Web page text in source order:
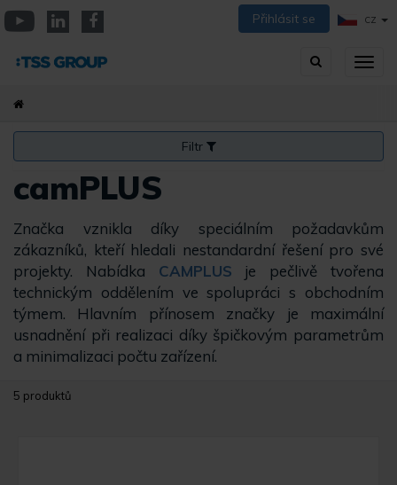
Přejít
k
hlavnímu
obsahu
Přihlásit se CZ
Vyhledávání
Filtr
camPLUS
Značka vznikla díky speciálním požadavkům
zákazníků, kteří hledali nestandardní řešení pro své
projekty. Nabídka CAMPLUS je pečlivě tvořena
technickým oddělením ve spolupráci s obchodním
týmem. Hlavním přínosem značky je maximální
usnadnění při realizaci díky špičkovým parametrům
a minimalizaci počtu zařízení.
5 produktů